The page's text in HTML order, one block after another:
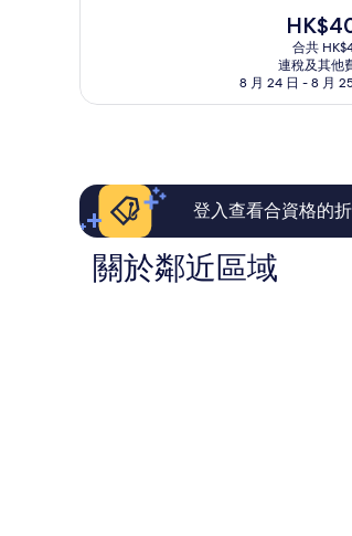
優
評
篇
價
現
售
HK$409
合共
連稅及其他
8 月 24 日 - 8 月
登入查看合資格的
關於鄰近區域